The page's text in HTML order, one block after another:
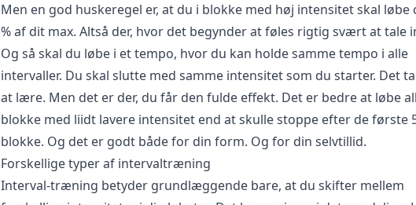
Men en god huskeregel er, at du i blokke med høj intensitet skal løbe
% af dit max. Altså der, hvor det begynder at føles rigtig svært at tale
Og så skal du løbe i et tempo, hvor du kan holde samme tempo i alle
intervaller. Du skal slutte med samme intensitet som du starter. Det
at lære. Men det er der, du får den fulde effekt. Det er bedre at løbe
blokke med liidt lavere intensitet end at skulle stoppe efter de første
blokke. Og det er godt både for din form. Og for din selvtillid.
Forskellige typer af intervaltræning
Interval-træning betyder grundlæggende bare, at du skifter mellem